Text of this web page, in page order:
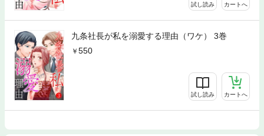
試し読み カートへ
九条社長が私を溺愛する理由（ワケ） 3巻
550
試し読み カートへ